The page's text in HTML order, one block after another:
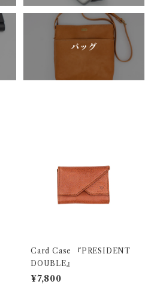
バッグ
Card Case 『PRESIDENT
DOUBLE』
¥7,800